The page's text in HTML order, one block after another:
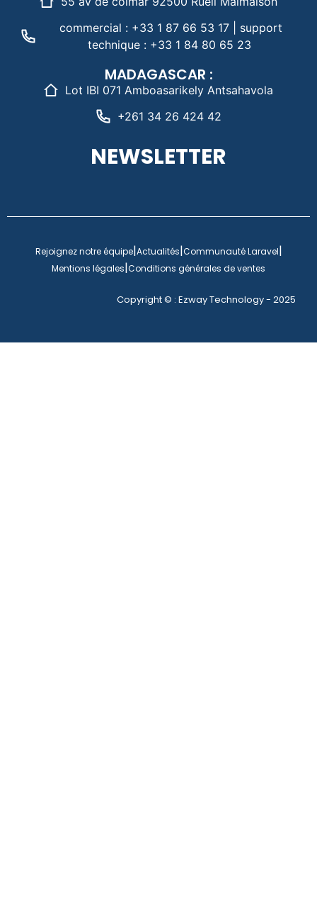
commercial : +33 1 87 66 53 17 | support
technique : +33 1 84 80 65 23
MADAGASCAR :
Lot IBI 071 Amboasarikely Antsahavola
+261 34 26 424 42
NEWSLETTER
Rejoignez notre équipe|Actualités|Communauté Laravel|
Mentions légales|Conditions générales de ventes
Copyright © : Ezway Technology - 2025